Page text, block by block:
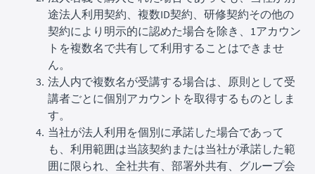
途法人利用契約、複数ID契約、研修契約その他の
契約により明示的に認めた場合を除き、1アカウン
トを複数名で共有して利用することはできませ
ん。
法人内で複数名が受講する場合は、原則として受
講者ごとに個別アカウントを取得するものとしま
す。
当社が法人利用を個別に承諾した場合であって
も、利用範囲は当該契約または当社が承諾した範
囲に限られ、全社共有、部署外共有、グループ会